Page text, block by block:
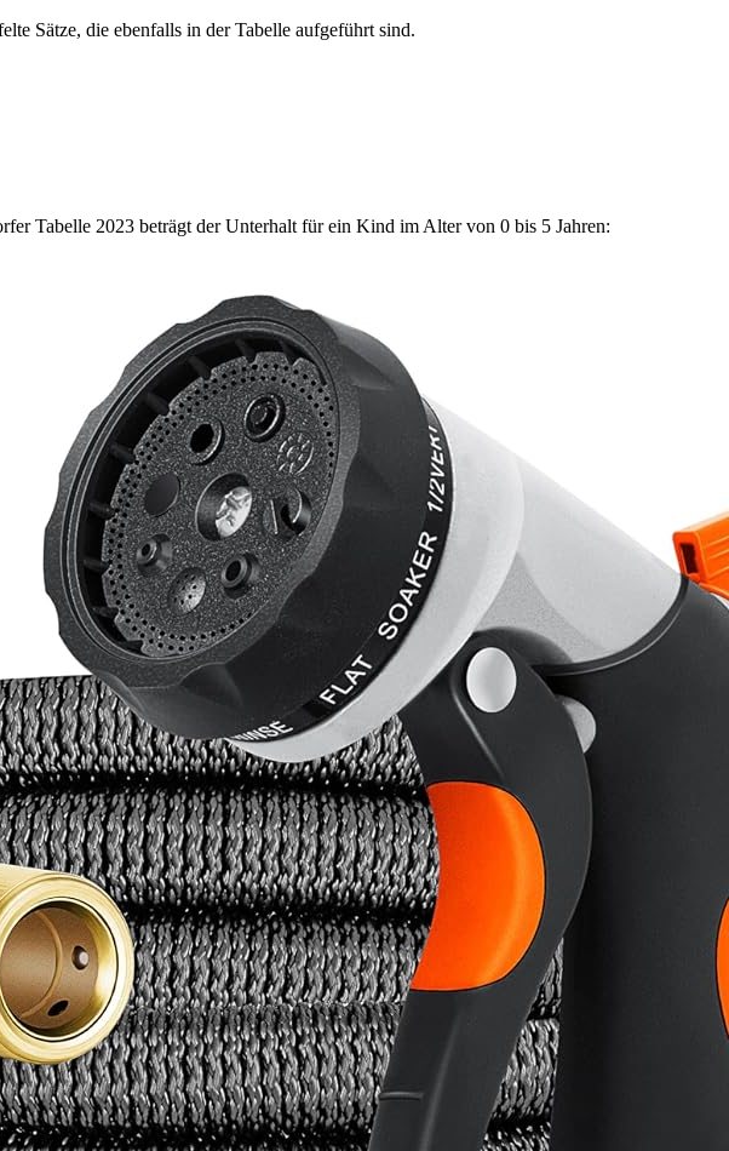
Sätze, die ebenfalls in der Tabelle aufgeführt sind.
Tabelle 2023 beträgt der Unterhalt für ein Kind im Alter von 0 bis 5 Jahren: